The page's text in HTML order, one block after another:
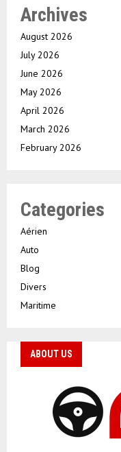
Archives
August 2026
July 2026
June 2026
May 2026
April 2026
March 2026
February 2026
Categories
Aérien
Auto
Blog
Divers
Maritime
ABOUT US